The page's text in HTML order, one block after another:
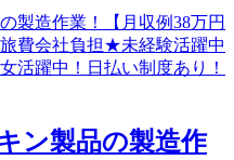
ン製品の製造作